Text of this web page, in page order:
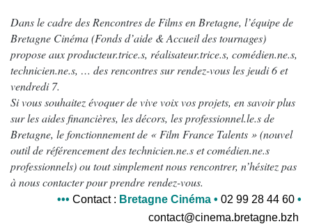
Dans le cadre des Rencontres de Films en Bretagne, l’équipe de
Bretagne Cinéma (Fonds d’aide & Accueil des tournages)
propose aux producteur.trice.s, réalisateur.trice.s, comédien.ne.s,
technicien.ne.s, … des rencontres sur rendez-vous les jeudi 6 et
vendredi 7.
Si vous souhaitez évoquer de vive voix vos projets, en savoir plus
sur les aides financières, les décors, les professionnel.le.s de
Bretagne, le fonctionnement de « Film France Talents » (nouvel
outil de référencement des technicien.ne.s et comédien.ne.s
professionnels) ou tout simplement nous rencontrer, n’hésitez pas
à nous contacter pour prendre rendez-vous.
••• Contact : Bretagne Cinéma • 02 99 28 44 60 •
contact@cinema.bretagne.bzh